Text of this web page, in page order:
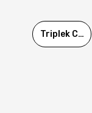
Triplek Cor